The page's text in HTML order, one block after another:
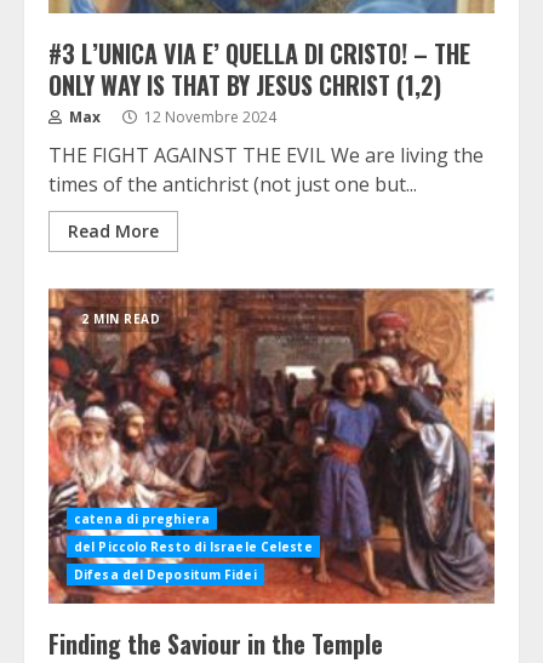
#3 L’UNICA VIA E’ QUELLA DI CRISTO! – THE
ONLY WAY IS THAT BY JESUS CHRIST (1,2)
Max 12 Novembre 2024
THE FIGHT AGAINST THE EVIL We are living the
times of the antichrist (not just one but...
Read More
2 MIN READ
catena di preghiera
del Piccolo Resto di Israele Celeste
Difesa del Depositum Fidei
Finding the Saviour in the Temple